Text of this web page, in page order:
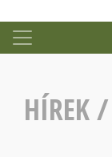
HÍREK/